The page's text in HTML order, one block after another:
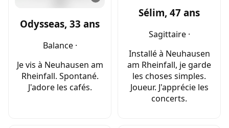
Odysseas, 33 ans
Balance ·
Je vis à Neuhausen am
Rheinfall. Spontané.
J'adore les cafés.
Sélim, 47 ans
Sagittaire ·
Installé à Neuhausen
am Rheinfall, je garde
les choses simples.
Joueur. J'apprécie les
concerts.